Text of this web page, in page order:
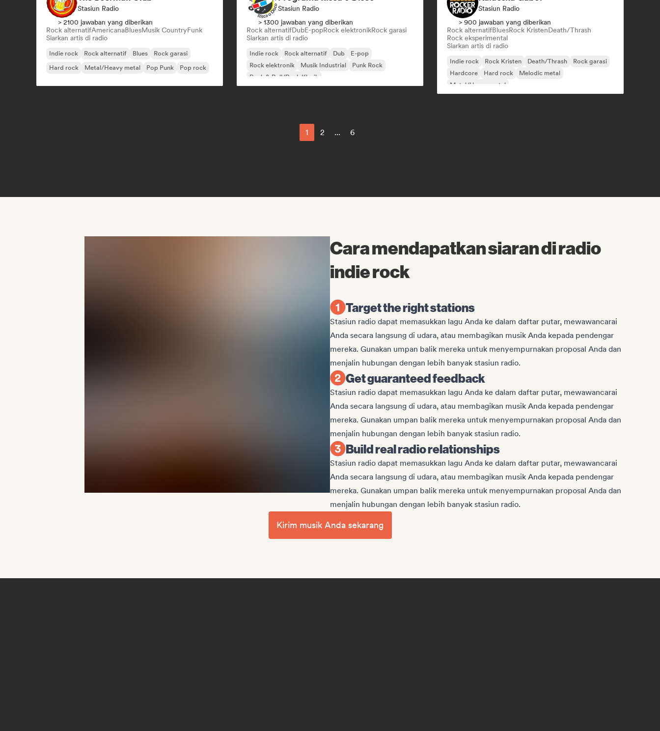
Stasiun Radio
> 2100 jawaban yang diberikan
Rock alternatifAmericanaBluesMusik CountryFunk
Siarkan artis di radio
Indie rock Rock alternatif Blues
Rock garasi
Hard rock
Metal/Heavy metal Pop Punk Pop rock
Stasiun Radio
> 1300 jawaban yang diberikan
Rock alternatifDubE-popRock elektronikRock garasi
Siarkan artis di radio
Indie rock Rock alternatif Dub
E-pop
Rock elektronik
Musik Industrial
Punk Rock
Rock & Roll/Rock Klasik
Stasiun Radio
> 900 jawaban yang diberikan
Rock alternatifBluesRock KristenDeath/Thrash
Rock eksperimental
Siarkan artis di radio
Indie rock Rock Kristen Death/Thrash
Rock garasi
Hardcore
Hard rock
Melodic metal
Metal/Heavy metal
1 2 ... 6
Cara mendapatkan siaran di radio
indie rock
Target the right stations
Stasiun radio dapat memasukkan lagu Anda ke dalam daftar putar, mewawancarai
Anda secara langsung di udara, atau membagikan musik Anda kepada pendengar
mereka. Gunakan umpan balik mereka untuk menyempurnakan proposal Anda dan
menjalin hubungan dengan lebih banyak stasiun radio.
Get guaranteed feedback
Stasiun radio dapat memasukkan lagu Anda ke dalam daftar putar, mewawancarai
Anda secara langsung di udara, atau membagikan musik Anda kepada pendengar
mereka. Gunakan umpan balik mereka untuk menyempurnakan proposal Anda dan
menjalin hubungan dengan lebih banyak stasiun radio.
Build real radio relationships
Stasiun radio dapat memasukkan lagu Anda ke dalam daftar putar, mewawancarai
Anda secara langsung di udara, atau membagikan musik Anda kepada pendengar
mereka. Gunakan umpan balik mereka untuk menyempurnakan proposal Anda dan
menjalin hubungan dengan lebih banyak stasiun radio.
Kirim musik Anda sekarang